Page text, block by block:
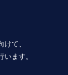
て、
ます。